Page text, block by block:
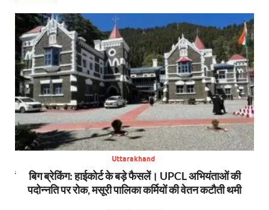
Uttarakhand
बिग ब्रेकिंग: हाईकोर्ट के बड़े फैसलें। UPCL अभियंताओं की
पदोन्नति पर रोक, मसूरी पालिका कर्मियों की वेतन कटौती थमी